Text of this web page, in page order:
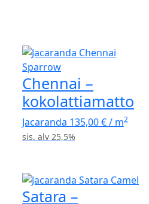
Chennai –
kokolattiamatto
Jacaranda 135,00€/ m2
sis. alv 25,5%
Satara –